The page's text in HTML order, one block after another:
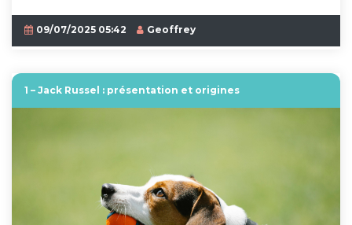
09/07/2025 05:42 Geoffrey
1 – Jack Russel : présentation et origines